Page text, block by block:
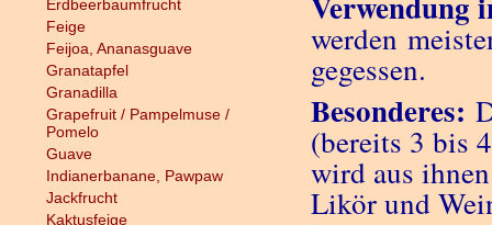
Erdbeerbaumfrucht
Feige
Feijoa, Ananasguave
Granatapfel
Granadilla
Grapefruit / Pampelmuse /
Pomelo
Guave
Indianerbanane, Pawpaw
Jackfrucht
Kaktusfeige
werden
gegessen.
Besonderes:
(bereits 3 bis
wird aus
Likör und